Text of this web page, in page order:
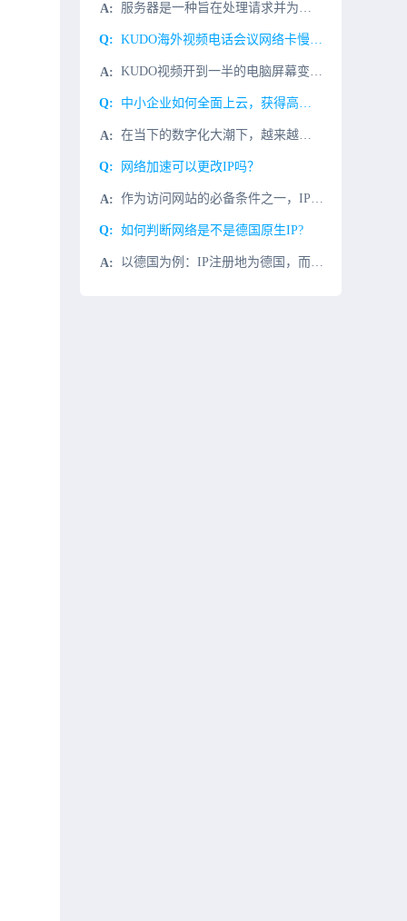
服务器是一种旨在处理请求并为其他程序、设备或客户提供服务和功能的计算设备。通常，服务器比传统计算机具有更大的处理能力、更高的内存和更多的存储空间。使用服务器，客户端可以从数据处理、处理多个请求和执行计
KUDO海外视频电话会议网络卡慢解决方案，KUDO视频专线
KUDO视频开到一半的电脑屏幕变白，共享中断，视频掉线，模糊，主要是网络问题，KUDO视频会议对端服务器在国外欧美等国家，服务器数据传输缓慢，有丢包的原因。解决KUDO视频电话会议的连接
中小企业如何全面上云，获得高可靠、高拓展IT基础架构？
在当下的数字化大潮下，越来越多的企业开始考虑上云的问题，然而，“上云”二字说起来容易，做起来难。即便是上了云，选择公有云还是私有云，这又是一个问题。我们经常使用的百度网盘、iCloud等，都是基于公有
网络加速可以更改IP吗？
作为访问网站的必备条件之一，IP地址一直发挥着其最大的功能。IP代理因允许一个网络终端（一般为客户端）通过这个服务与另一个网络终端（一般为服务器）进行非直接的连接，即可以替代真实的IP地址这一特殊的功
如何判断网络是不是德国原生IP?
以德国为例：IP注册地为德国，而且在德国IDC机房使用，查询Whois信息，区域显示德国，即为德国的原生IP；如果IP注册地显示德国，也在德国使用，但查询whois信息，区域显示为香港，美国或欧洲，那